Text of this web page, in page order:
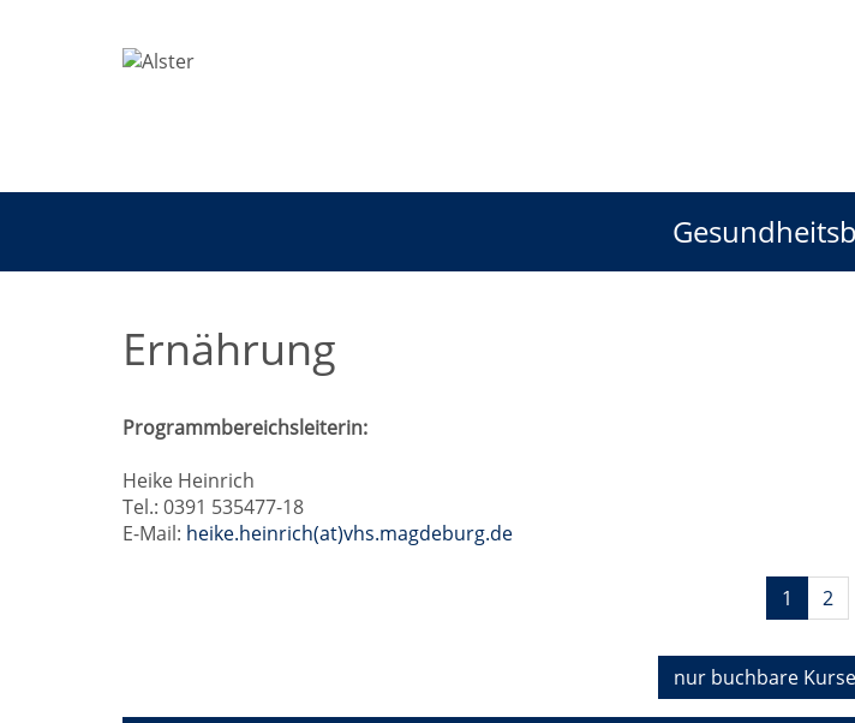
Ernährung
Programmbereichsleiterin:
Heike Heinrich
Tel.: 0391 535477-18
E-Mail: heike.heinrich(at)vhs.magdeburg.de
1 2
nur buchbare